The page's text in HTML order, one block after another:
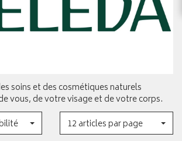
soins et des cosmétiques naturels
vous, de votre visage et de votre corps.
12 articles par page